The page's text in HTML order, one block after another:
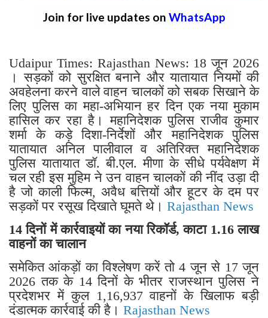
Join for live updates on WhatsApp
Udaipur Times: Rajasthan News: 18 जून 2026
। सड़कों को सुरक्षित बनाने और यातायात नियमों की
अवहेलना करने वाले वाहन चालकों को सबक सिखाने के
लिए पुलिस का महा-अभियान हर दिन एक नया मुकाम
हासिल कर रहा है। महानिदेशक पुलिस राजीव कुमार
शर्मा के कड़े दिशा-निर्देशों और महानिदेशक पुलिस
यातायात अनिल पालीवाल व अतिरिक्त महानिदेशक
पुलिस यातायात डॉ. बी.एल. मीणा के सीधे पर्यवेक्षण में
चल रही इस मुहिम ने उन वाहन चालकों की नींद उड़ा दी
है जो काली फिल्म, अवैध बत्तियों और हूटर के दम पर
सड़कों पर रसूख दिखाते घूमते थे। Rajasthan News
14 दिनों में कार्रवाइयों का नया रिकॉर्ड, काटा 1.16 लाख
वाहनों का चालान
​समेकित आंकड़ों का विश्लेषण करें तो 4 जून से 17 जून
2026 तक के 14 दिनों के भीतर राजस्थान पुलिस ने
प्रदेशभर में कुल 1,16,937 वाहनों के खिलाफ बड़ी
दंडात्मक कार्रवाई की है। Rajasthan News